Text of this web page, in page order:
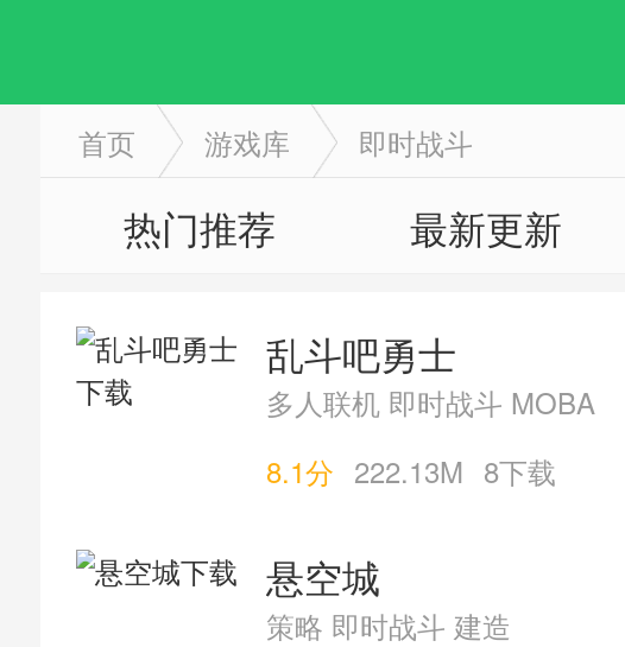
首页 游戏库 即时战斗
热门推荐 最新更新
乱斗吧勇士
多人联机 即时战斗 MOBA
8.1分 222.13M 8下载
悬空城
策略 即时战斗 建造